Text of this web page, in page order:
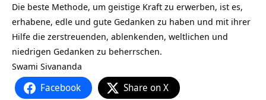
Die beste Methode, um geistige Kraft zu erwerben, ist es,
erhabene, edle und gute Gedanken zu haben und mit ihrer
Hilfe die zerstreuenden, ablenkenden, weltlichen und
niedrigen Gedanken zu beherrschen.
Swami Sivananda
Facebook Share on X